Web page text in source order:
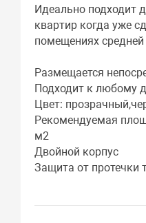
Идеально подходит
квартир когда уже
помещениях
Размещается
Подходит к любому
Цвет:
Рекомендуемая
м2
Двойной корпус
Защита от протечки